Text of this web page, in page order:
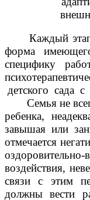
Каждый
форма
специфику
детского сада
Семья не
ребенка,
завышая или
отмечается
воздействия,
связи с этим
должны вести